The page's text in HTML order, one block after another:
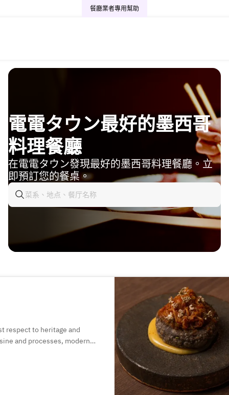
餐廳業者專用幫助
電電タウン最好的墨西哥
料理餐廳
在電電タウン發現最好的墨西哥料理餐廳。立
即預訂您的餐桌。
respect to heritage and
and processes, modern